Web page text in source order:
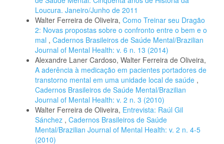
Loucura. Janeiro/Junho de 2011
Walter Ferreira de Oliveira, Como Treinar seu Dragão
2: Novas propostas sobre o confronto entre o bem e o
mal , Cadernos Brasileiros de Saúde Mental/Brazilian
Journal of Mental Health: v. 6 n. 13 (2014)
Alexandre Laner Cardoso, Walter Ferreira de Oliveira,
A aderência à medicação em pacientes portadores de
transtorno mental em uma unidade local de saúde ,
Cadernos Brasileiros de Saúde Mental/Brazilian
Journal of Mental Health: v. 2 n. 3 (2010)
Walter Ferreira de Oliveira, Entrevista: Raúl Gil
Sánchez , Cadernos Brasileiros de Saúde
Mental/Brazilian Journal of Mental Health: v. 2 n. 4-5
(2010)